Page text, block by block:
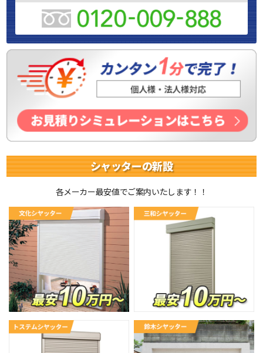
シャッターの新設
各メーカー最安値でご案内いたします！！